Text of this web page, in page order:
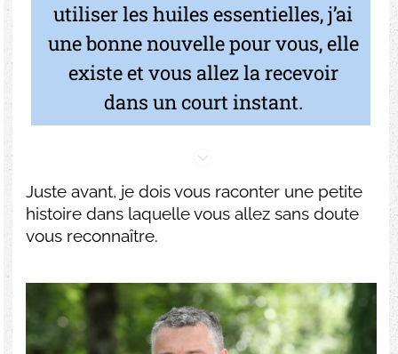
utiliser les huiles essentielles, j’ai
une bonne nouvelle pour vous, elle
existe et vous allez la recevoir
dans un court instant.
Juste avant, je dois vous raconter une petite
histoire dans laquelle vous allez sans doute
vous reconnaître.